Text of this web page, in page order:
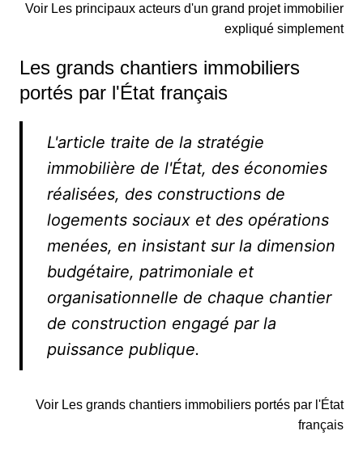
Voir Les principaux acteurs d'un grand projet immobilier
expliqué simplement
Les grands chantiers immobiliers
portés par l'État français
L'article traite de la stratégie
immobilière de l'État, des économies
réalisées, des constructions de
logements sociaux et des opérations
menées, en insistant sur la dimension
budgétaire, patrimoniale et
organisationnelle de chaque chantier
de construction engagé par la
puissance publique.
Voir Les grands chantiers immobiliers portés par l'État
français